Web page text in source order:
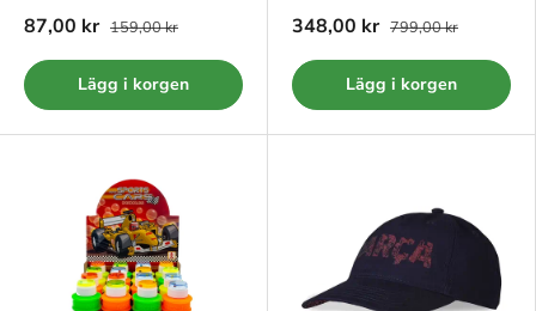
87,00 kr 159,00 kr
Lägg i korgen
348,00 kr 799,00 kr
Lägg i korgen